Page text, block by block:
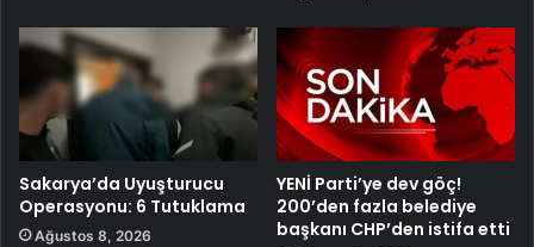
Sakarya’da Uyuşturucu
Operasyonu: 6 Tutuklama
Ağustos 8, 2026
YENİ Parti’ye dev göç!
200’den fazla belediye
başkanı CHP’den istifa etti